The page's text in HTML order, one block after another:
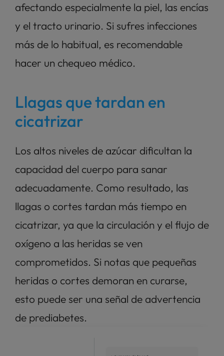
afectando especialmente la piel, las encías
y el tracto urinario. Si sufres infecciones
más de lo habitual, es recomendable
hacer un chequeo médico.
Llagas que tardan en
cicatrizar
Los altos niveles de azúcar dificultan la
capacidad del cuerpo para sanar
adecuadamente. Como resultado, las
llagas o cortes tardan más tiempo en
cicatrizar, ya que la circulación y el flujo de
oxígeno a las heridas se ven
comprometidos. Si notas que pequeñas
heridas o cortes demoran en curarse,
esto puede ser una señal de advertencia
de prediabetes.